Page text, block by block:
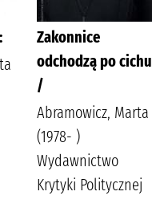
Zakonnice
odchodzą po cichu
/
Abramowicz, Marta
(1978- )
Wydawnictwo
Krytyki Politycznej